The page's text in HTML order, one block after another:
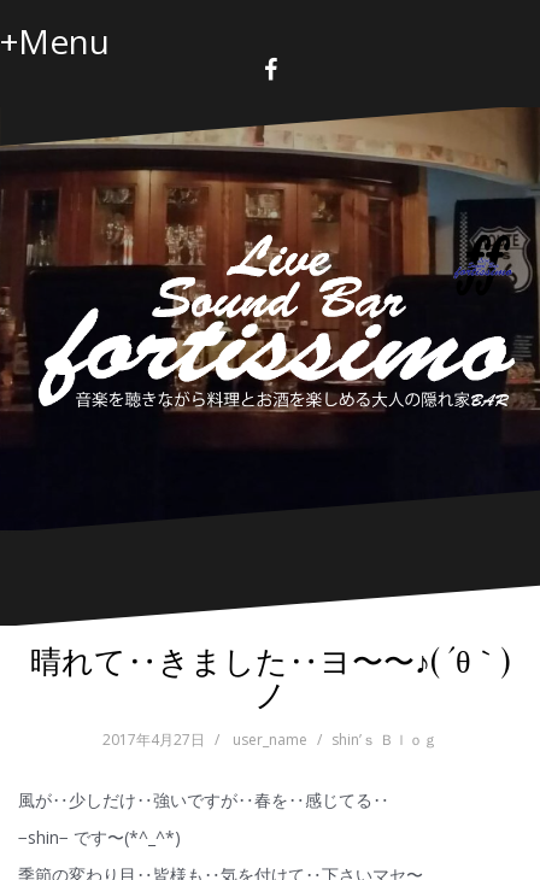
ン
へ
キ
+Menu
c
e
b
o
o
k
晴れて‥きました‥ヨ〜〜♪( ´θ｀)
ノ
2017年4月27日 user_name shin’ｓ Ｂｌｏｇ
風が‥少しだけ‥強いですが‥春を‥感じてる‥
−shin− です〜(*^_^*)
季節の変わり目‥皆様も‥気を付けて‥下さいマセ〜